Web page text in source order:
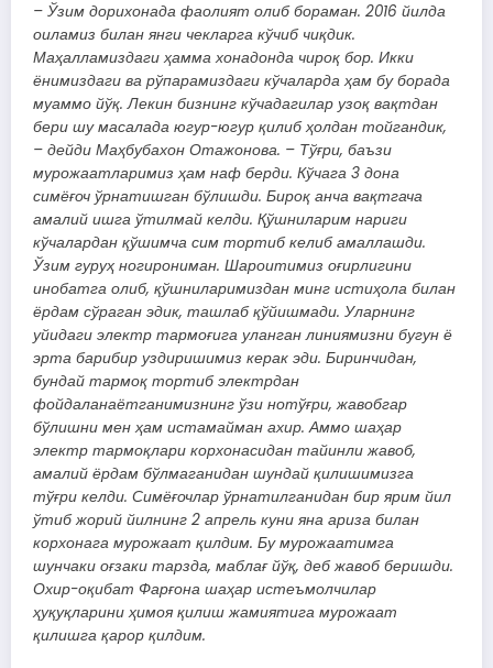
– Ўзим дорихонада фаолият олиб бораман. 2016 йилда
оиламиз билан янги чекларга кўчиб чиқдик.
Маҳалламиздаги ҳамма хонадонда чироқ бор. Икки
ёнимиздаги ва рўпарамиздаги кўчаларда ҳам бу борада
муаммо йўқ. Лекин бизнинг кўчадагилар узоқ вақтдан
бери шу масалада югур-югур қилиб ҳолдан тойгандик,
– дейди Маҳбубахон Отажонова. – Тўғри, баъзи
мурожаатларимиз ҳам наф берди. Кўчага 3 дона
симёғоч ўрнатишган бўлишди. Бироқ анча вақтгача
амалий ишга ўтилмай келди. Қўшниларим нариги
кўчалардан қўшимча сим тортиб келиб амаллашди.
Ўзим гуруҳ ногирониман. Шароитимиз оғирлигини
инобатга олиб, қўшниларимиздан минг истиҳола билан
ёрдам сўраган эдик, ташлаб қўйишмади. Уларнинг
уйидаги электр тармоғига уланган линиямизни бугун ё
эрта барибир уздиришимиз керак эди. Биринчидан,
бундай тармоқ тортиб электрдан
фойдаланаётганимизнинг ўзи нотўғри, жавобгар
бўлишни мен ҳам истамайман ахир. Аммо шаҳар
электр тармоқлари корхонасидан тайинли жавоб,
амалий ёрдам бўлмаганидан шундай қилишимизга
тўғри келди. Симёғочлар ўрнатилганидан бир ярим йил
ўтиб жорий йилнинг 2 апрель куни яна ариза билан
корхонага мурожаат қилдим. Бу мурожаатимга
шунчаки оғзаки тарзда, маблағ йўқ, деб жавоб беришди.
Охир-оқибат Фарғона шаҳар истеъмолчилар
ҳуқуқларини ҳимоя қилиш жамиятига мурожаат
қилишга қарор қилдим.